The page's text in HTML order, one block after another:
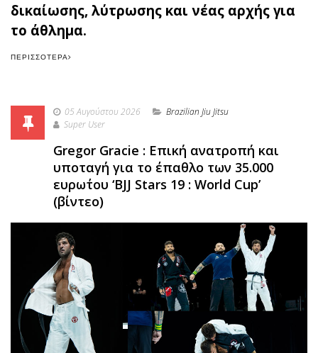
δικαίωσης, λύτρωσης και νέας αρχής για
το άθλημα.
ΠΕΡΙΣΣΌΤΕΡΑ
05 Αυγούστου 2026
Brazilian Jiu Jitsu
Super User
Gregor Gracie : Επική ανατροπή και
υποταγή για το έπαθλο των 35.000
ευρω΄του ‘BJJ Stars 19 : World Cup’
(βίντεο)